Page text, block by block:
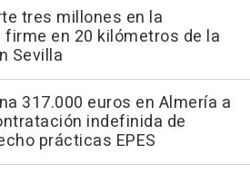
tres millones en la
firme en 20 kilómetros de la
Sevilla
317.000 euros en Almería a
indefinida de
prácticas EPES